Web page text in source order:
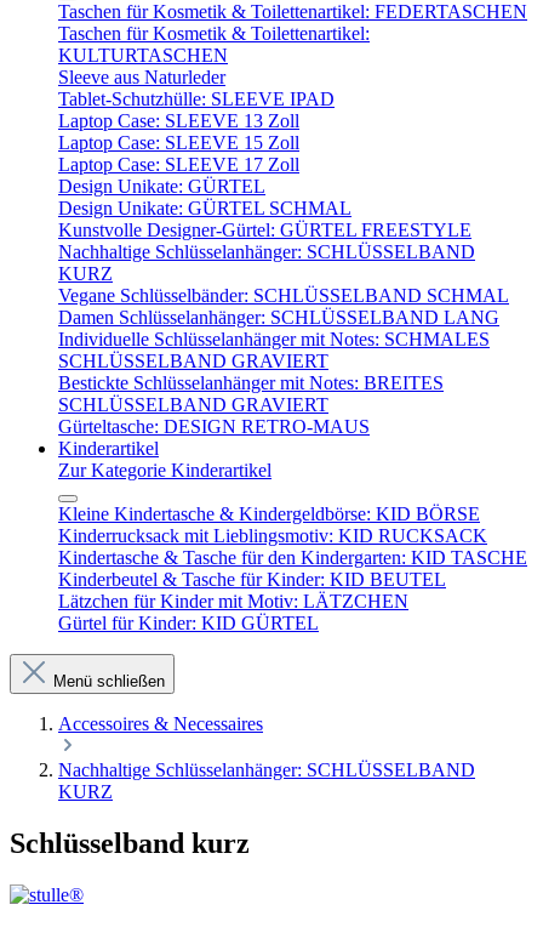
Taschen für Kosmetik & Toilettenartikel: FEDERTASCHEN
Taschen für Kosmetik & Toilettenartikel:
KULTURTASCHEN
Sleeve aus Naturleder
Tablet-Schutzhülle: SLEEVE IPAD
Laptop Case: SLEEVE 13 Zoll
Laptop Case: SLEEVE 15 Zoll
Laptop Case: SLEEVE 17 Zoll
Design Unikate: GÜRTEL
Design Unikate: GÜRTEL SCHMAL
Kunstvolle Designer-Gürtel: GÜRTEL FREESTYLE
Nachhaltige Schlüsselanhänger: SCHLÜSSELBAND
KURZ
Vegane Schlüsselbänder: SCHLÜSSELBAND SCHMAL
Damen Schlüsselanhänger: SCHLÜSSELBAND LANG
Individuelle Schlüsselanhänger mit Notes: SCHMALES
SCHLÜSSELBAND GRAVIERT
Bestickte Schlüsselanhänger mit Notes: BREITES
SCHLÜSSELBAND GRAVIERT
Gürteltasche: DESIGN RETRO-MAUS
Kinderartikel
Zur Kategorie Kinderartikel
Kleine Kindertasche & Kindergeldbörse: KID BÖRSE
Kinderrucksack mit Lieblingsmotiv: KID RUCKSACK
Kindertasche & Tasche für den Kindergarten: KID TASCHE
Kinderbeutel & Tasche für Kinder: KID BEUTEL
Lätzchen für Kinder mit Motiv: LÄTZCHEN
Gürtel für Kinder: KID GÜRTEL
Menü schließen
Accessoires & Necessaires
Nachhaltige Schlüsselanhänger: SCHLÜSSELBAND
KURZ
Schlüsselband kurz